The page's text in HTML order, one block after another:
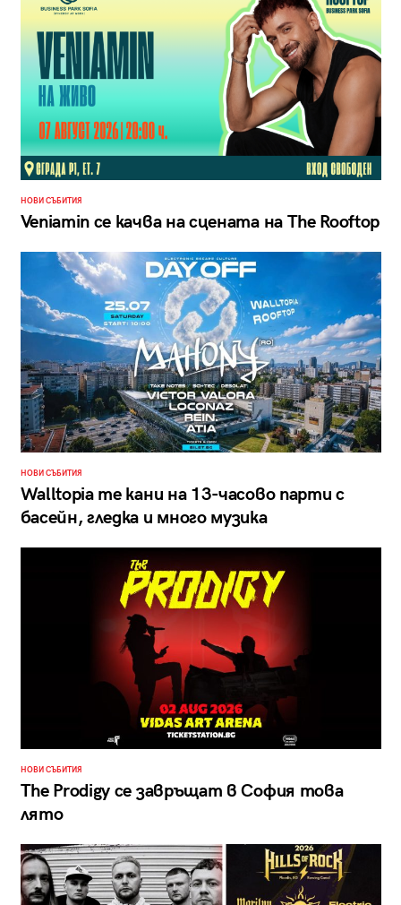
НОВИ СЪБИТИЯ
Veniamin се качва на сцената на The Rooftop
НОВИ СЪБИТИЯ
Walltopia те кани на 13-часово парти с
басейн, гледка и много музика
НОВИ СЪБИТИЯ
The Prodigy се завръщат в София това
лято